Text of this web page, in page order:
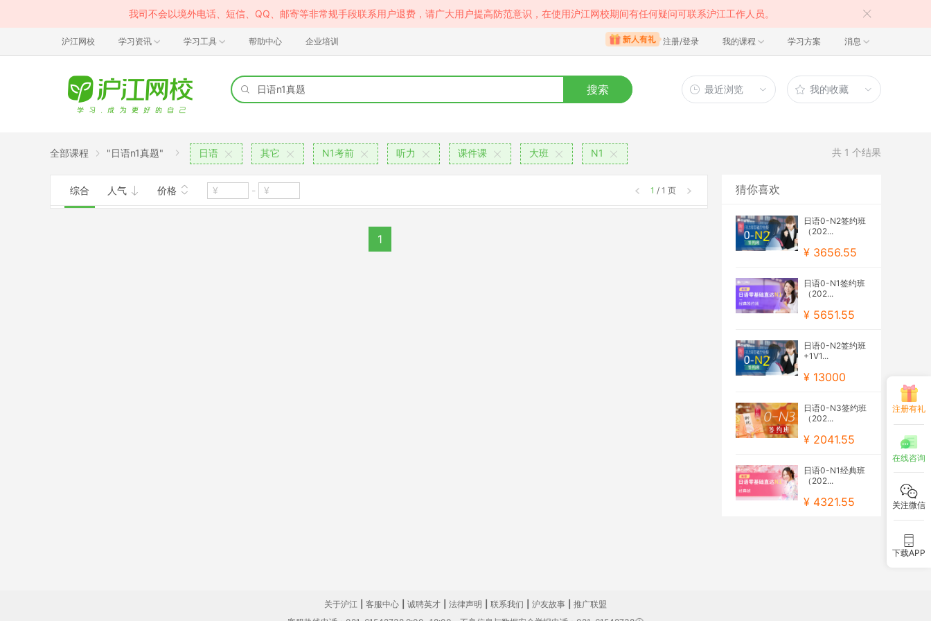
我司不会以境外电话、短信、QQ、邮寄等非常规手段联系用户退费，请广大用户提高防范意识，在使用沪江网校期间有任何疑问可联系沪江工作人员。
沪江网校 学习资讯 学习工具 帮助中心 企业培训 注册/登录 我的课程 学习方案 消息
搜索 最近浏览 我的收藏
全部课程 "日语n1真题" 日语 其它 N1考前 听力 课件课 大班 N1 共 1 个结果
综合 人气 价格 - 1 / 1 页
1
猜你喜欢
日语0-N2签约班
（202...
¥ 3656.55
日语0-N1签约班
（202...
¥ 5651.55
日语0-N2签约班
+1V1...
¥ 13000
日语0-N3签约班
（202...
¥ 2041.55
日语0-N1经典班
（202...
¥ 4321.55
注册有礼
在线咨询
关注微信
下载APP
关于沪江 客服中心 诚聘英才 法律声明 联系我们 沪友故事
推广联盟